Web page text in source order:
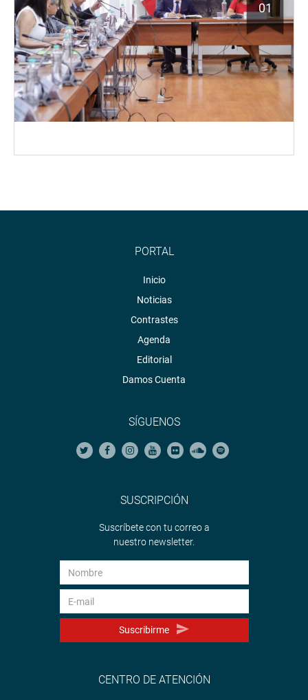
01
PORTAL
Inicio
Noticias
Contrastes
Agenda
Editorial
Damos Cuenta
SÍGUENOS
SUSCRIPCIÓN
Suscríbete con tu correo a
nuestro newsletter.
Suscribirme
CENTRO DE ATENCIÓN